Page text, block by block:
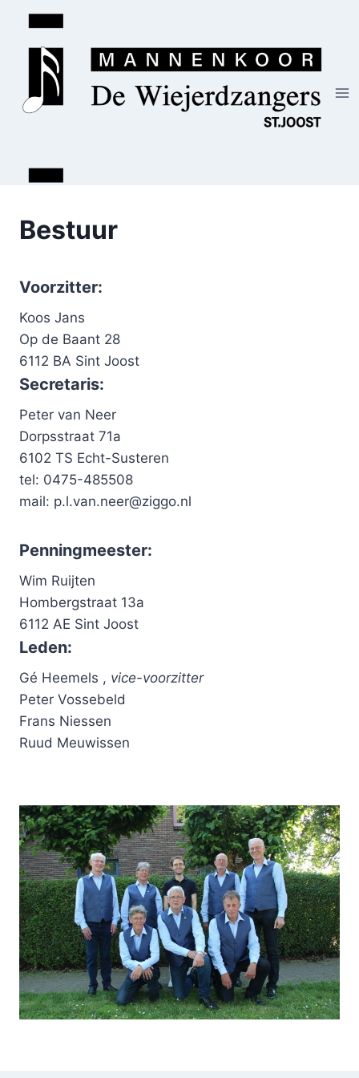
Doorgaan
inhoud
Bestuur
Voorzitter:
Koos Jans
Op de Baant 28
6112 BA Sint Joost
Secretaris:
Peter van Neer
Dorpsstraat 71a
6102 TS Echt-Susteren
tel: 0475-485508
mail: p.l.van.neer@ziggo.nl
Penningmeester:
Wim Ruijten
Hombergstraat 13a
6112 AE Sint Joost
Leden:
Gé Heemels , vice-voorzitter
Peter Vossebeld
Frans Niessen
Ruud Meuwissen